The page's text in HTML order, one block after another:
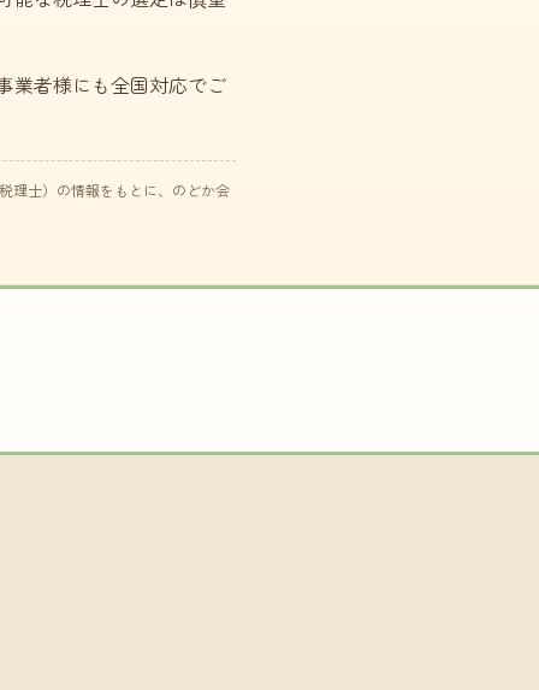
業者様にも全国対応でご
理士）の情報をもとに、のどか会